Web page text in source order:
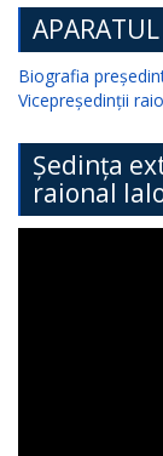
Biografia
Vicepreședinții
Ședința
raional